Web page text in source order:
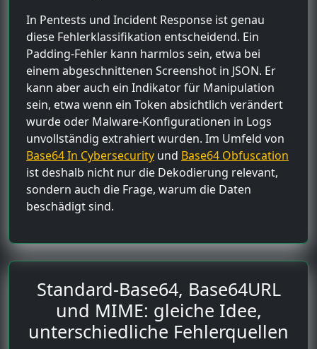
In Pentests und Incident Response ist genau
diese Fehlerklassifikation entscheidend. Ein
Padding-Fehler kann harmlos sein, etwa bei
einem abgeschnittenen Screenshot in JSON. Er
kann aber auch ein Indikator für Manipulation
sein, etwa wenn ein Token absichtlich verändert
wurde oder Malware-Konfigurationen in Logs
unvollständig extrahiert wurden. Im Umfeld von
Base64 In Cybersecurity und Base64 Obfuscation
ist deshalb nicht nur die Dekodierung relevant,
sondern auch die Frage, warum die Daten
beschädigt sind.
Standard-Base64, Base64URL
und MIME: gleiche Idee,
unterschiedliche Fehlerquellen